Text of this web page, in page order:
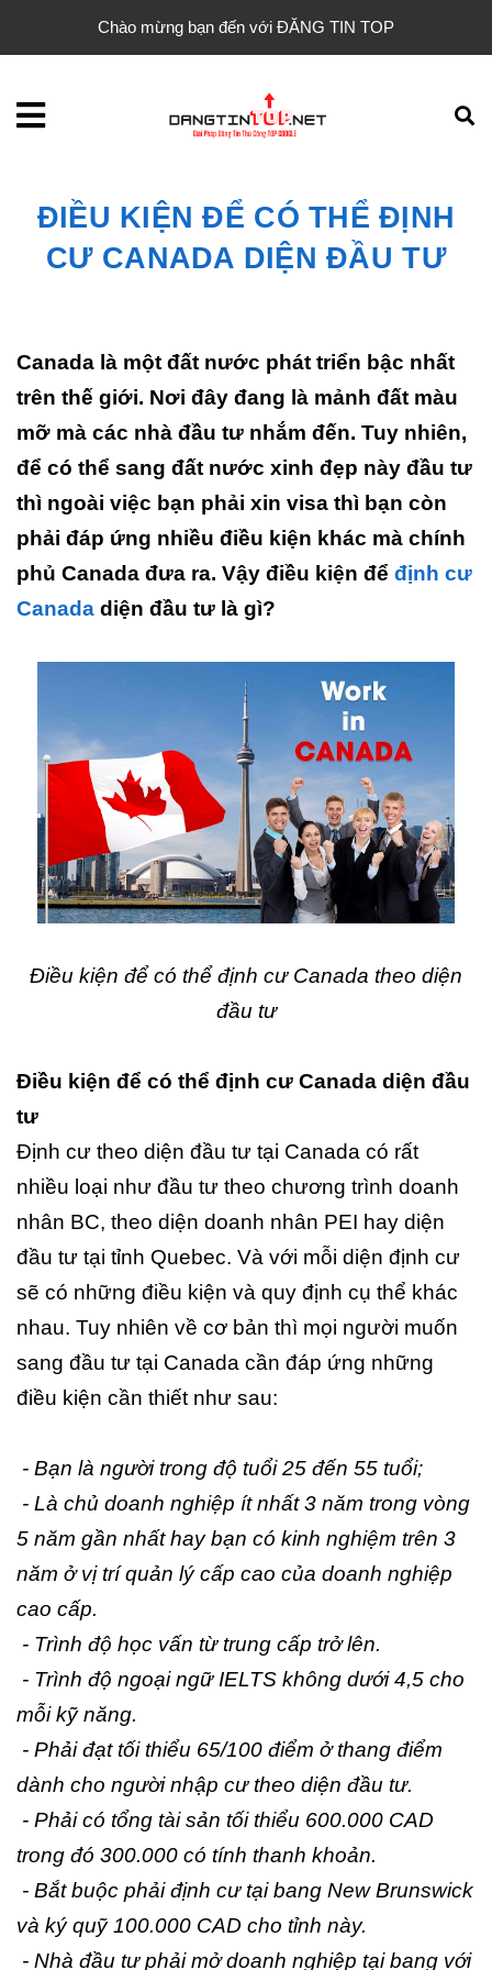
Chào mừng bạn đến với ĐĂNG TIN TOP
ĐIỀU KIỆN ĐỂ CÓ THỂ ĐỊNH
CƯ CANADA DIỆN ĐẦU TƯ
Canada là một đất nước phát triển bậc nhất
trên thế giới. Nơi đây đang là mảnh đất màu
mỡ mà các nhà đầu tư nhắm đến. Tuy nhiên,
để có thể sang đất nước xinh đẹp này đầu tư
thì ngoài việc bạn phải xin visa thì bạn còn
phải đáp ứng nhiều điều kiện khác mà chính
phủ Canada đưa ra. Vậy điều kiện để định cư
Canada diện đầu tư là gì?
Điều kiện để có thể định cư Canada theo diện
đầu tư
Điều kiện để có thể định cư Canada diện đầu
tư
Định cư theo diện đầu tư tại Canada có rất
nhiều loại như đầu tư theo chương trình doanh
nhân BC, theo diện doanh nhân PEI hay diện
đầu tư tại tỉnh Quebec. Và với mỗi diện định cư
sẽ có những điều kiện và quy định cụ thể khác
nhau. Tuy nhiên về cơ bản thì mọi người muốn
sang đầu tư tại Canada cần đáp ứng những
điều kiện cần thiết như sau:
- Bạn là người trong độ tuổi 25 đến 55 tuổi;
- Là chủ doanh nghiệp ít nhất 3 năm trong vòng
5 năm gần nhất hay bạn có kinh nghiệm trên 3
năm ở vị trí quản lý cấp cao của doanh nghiệp
cao cấp.
- Trình độ học vấn từ trung cấp trở lên.
- Trình độ ngoại ngữ IELTS không dưới 4,5 cho
mỗi kỹ năng.
- Phải đạt tối thiểu 65/100 điểm ở thang điểm
dành cho người nhập cư theo diện đầu tư.
- Phải có tổng tài sản tối thiểu 600.000 CAD
trong đó 300.000 có tính thanh khoản.
- Bắt buộc phải định cư tại bang New Brunswick
và ký quỹ 100.000 CAD cho tỉnh này.
- Nhà đầu tư phải mở doanh nghiệp tại bang với